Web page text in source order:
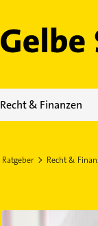
Gelbe
Recht & Finanzen
Ratgeber Recht &